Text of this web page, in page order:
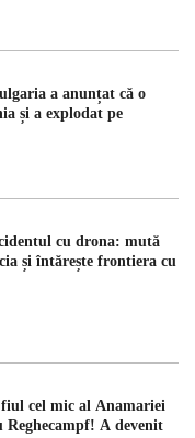
a anunțat că o
și a explodat pe
cu drona: mută
și întărește frontiera cu
cel mic al Anamariei
A devenit